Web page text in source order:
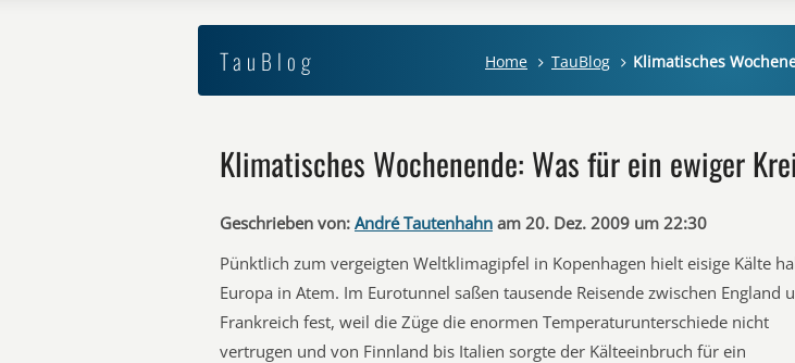
TauBlog Home TauBlog Klimatisches
Klimatisches Wochenende: Was für ein ewiger
Geschrieben von: André Tautenhahn am 20. Dez. 2009 um 22:30
Pünktlich zum vergeigten Weltklimagipfel in Kopenhagen hielt eisige Kälte
Europa in Atem. Im Eurotunnel saßen tausende Reisende zwischen England
Frankreich fest, weil die Züge die enormen Temperaturunterschiede nicht
vertrugen und von Finnland bis Italien sorgte der Kälteeinbruch für ein